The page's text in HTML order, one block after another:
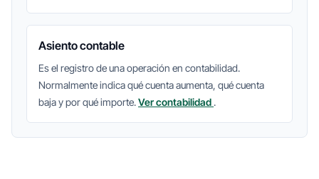
Asiento contable
Es el registro de una operación en contabilidad.
Normalmente indica qué cuenta aumenta, qué cuenta
baja y por qué importe.Ver contabilidad .